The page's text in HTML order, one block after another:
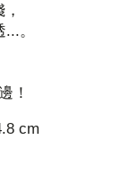
。
！
cm